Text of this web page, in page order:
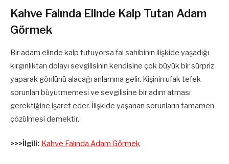
Kahve Falında Elinde Kalp Tutan Adam
Görmek
Bir adam elinde kalp tutuyorsa fal sahibinin ilişkide yaşadığı
kırgınlıktan dolayı sevgilisinin kendisine çok büyük bir sürpriz
yaparak gönlünü alacağı anlamına gelir. Kişinin ufak tefek
sorunları büyütmemesi ve sevgilisine bir adım atması
gerektiğine işaret eder. İlişkide yaşanan sorunların tamamen
çözülmesi demektir.
>>>İlgili: Kahve Falında Adam Görmek